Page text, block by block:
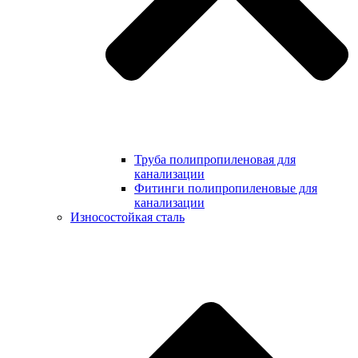
Труба полипропиленовая для
канализации
Фитинги полипропиленовые для
канализации
Износостойкая сталь